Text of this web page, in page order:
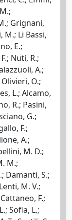
Grignani,
M.; Li Bassi,
E.;
Nuti, R.;
A.;
Olivieri, O.;
L.; Alcamo,
R.; Pasini,
G.;
F.;
A.;
M. D.;
M.;
Damanti, S.;
M. V.;
F.;
Sofia, L.;